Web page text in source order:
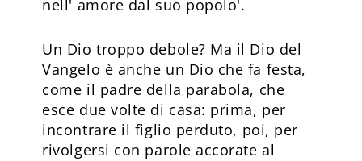
nell' amore dal suo popolo'.
Un Dio troppo debole? Ma il Dio del
Vangelo è anche un Dio che fa festa,
come il padre della parabola, che
esce due volte di casa: prima, per
incontrare il figlio perduto, poi, per
rivolgersi con parole accorate al